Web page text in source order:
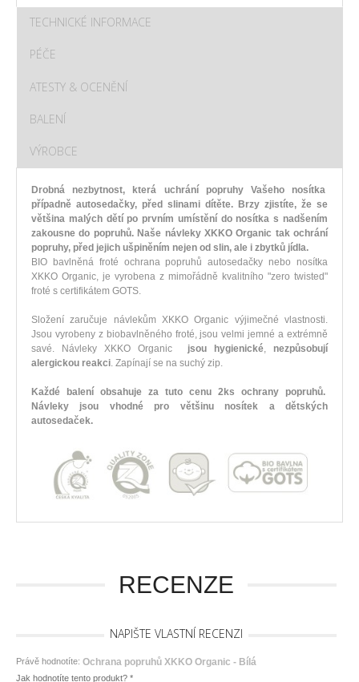
TECHNICKÉ INFORMACE
PÉČE
ATESTY & OCENĚNÍ
BALENÍ
VÝROBCE
Drobná nezbytnost, která uchrání popruhy Vašeho nosítka
případně autosedačky, před slinami dítěte. Brzy zjistíte, že se
většina malých dětí po prvním umístění do nosítka s nadšením
zakousne do popruhů. Naše návleky XKKO Organic tak ochrání
popruhy, před jejich ušpiněním nejen od slin, ale i zbytků jídla.
BIO bavlněná froté ochrana popruhů autosedačky nebo nosítka
XKKO Organic, je vyrobena z mimořádně kvalitního "zero twisted"
froté s certifikátem GOTS.
Složení zaručuje návlekům XKKO Organic výjimečné vlastnosti.
Jsou vyrobeny z biobavlněného froté, jsou velmi jemné a extrémně
savé. Návleky XKKO Organic jsou hygienické, nezpůsobují
alergickou reakci. Zapínají se na suchý zip.
Každé balení obsahuje za tuto cenu 2ks ochrany popruhů.
Návleky jsou vhodné pro většinu nosítek a dětských
autosedaček.
RECENZE
NAPIŠTE VLASTNÍ RECENZI
Právě hodnotíte: Ochrana popruhů XKKO Organic - Bílá
Jak hodnotíte tento produkt? *